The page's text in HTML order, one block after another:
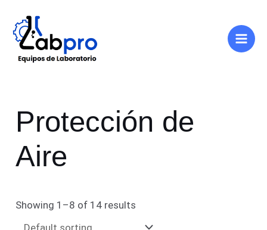
contenido
Protección de
Aire
Showing 1–8 of 14 results